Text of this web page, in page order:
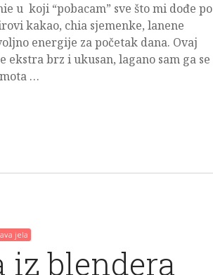
u koji “pobacam” sve što mi dođe po
kakao, chia sjemenke, lanene
energije za početak dana. Ovaj
brz i ukusan, lagano sam ga se
…
jela
blendera